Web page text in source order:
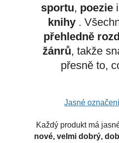
sportu, poeziei
knihy.
přehledně
žánrů, takže
přesně to,
Jasné
Každý produkt má
nové, velmi dobrý,